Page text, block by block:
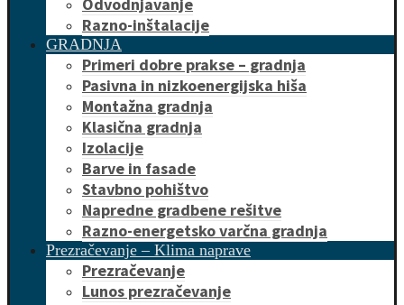
Razno-inštalacije
GRADNJA
Primeri dobre prakse – gradnja
Pasivna in nizkoenergijska hiša
Montažna gradnja
Klasična gradnja
Izolacije
Barve in fasade
Stavbno pohištvo
Napredne gradbene rešitve
Razno-energetsko varčna gradnja
Prezračevanje – Klima naprave
Prezračevanje
Lunos prezračevanje